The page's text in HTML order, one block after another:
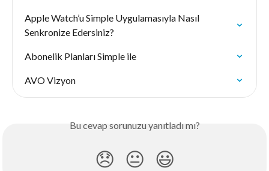
Apple Watch’u Simple Uygulamasıyla Nasıl
Senkronize Edersiniz?
Abonelik Planları Simple ile
AVO Vizyon
Bu cevap sorunuzu yanıtladı mı?
😞 😐 😃